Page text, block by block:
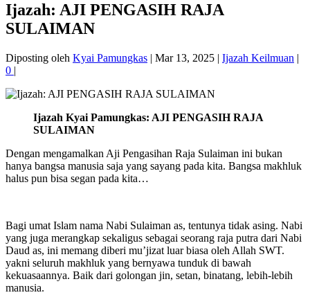
Ijazah: AJI PENGASIH RAJA
SULAIMAN
Diposting oleh Kyai Pamungkas | Mar 13, 2025 | Ijazah Keilmuan |
0 |
Ijazah Kyai Pamungkas: AJI PENGASIH RAJA
SULAIMAN
Dengan mengamalkan Aji Pengasihan Raja Sulaiman ini bukan
hanya bangsa manusia saja yang sayang pada kita. Bangsa makhluk
halus pun bisa segan pada kita…
Bagi umat Islam nama Nabi Sulaiman as, tentunya tidak asing. Nabi
yang juga merangkap sekaligus sebagai seorang raja putra dari Nabi
Daud as, ini memang diberi mu’jizat luar biasa oleh Allah SWT.
yakni seluruh makhluk yang bernyawa tunduk di bawah
kekuasaannya. Baik dari golongan jin, setan, binatang, lebih-lebih
manusia.